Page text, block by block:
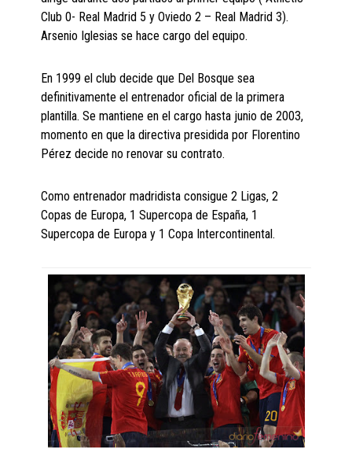
Club 0- Real Madrid 5 y Oviedo 2 – Real Madrid 3).
Arsenio Iglesias se hace cargo del equipo.
En 1999 el club decide que Del Bosque sea
definitivamente el entrenador oficial de la primera
plantilla. Se mantiene en el cargo hasta junio de 2003,
momento en que la directiva presidida por Florentino
Pérez decide no renovar su contrato.
Como entrenador madridista consigue 2 Ligas, 2
Copas de Europa, 1 Supercopa de España, 1
Supercopa de Europa y 1 Copa Intercontinental.